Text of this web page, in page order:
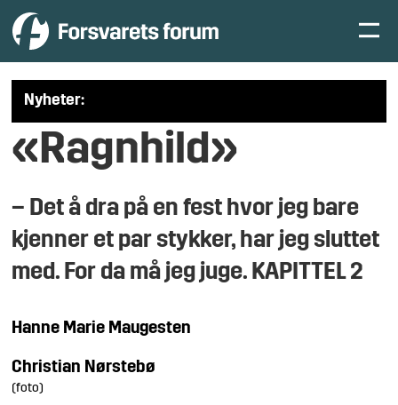
Nyheter:
«Ragnhild»
– Det å dra på en fest hvor jeg bare
kjenner et par stykker, har jeg sluttet
med. For da må jeg juge. KAPITTEL 2
Hanne Marie Maugesten
Christian Nørstebø
(foto)